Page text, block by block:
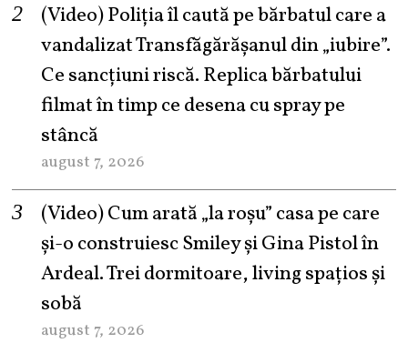
(Video) Poliția îl caută pe bărbatul care a
vandalizat Transfăgărășanul din „iubire”.
Ce sancțiuni riscă. Replica bărbatului
filmat în timp ce desena cu spray pe
stâncă
august 7, 2026
(Video) Cum arată „la roşu” casa pe care
şi-o construiesc Smiley şi Gina Pistol în
Ardeal. Trei dormitoare, living spațios și
sobă
august 7, 2026